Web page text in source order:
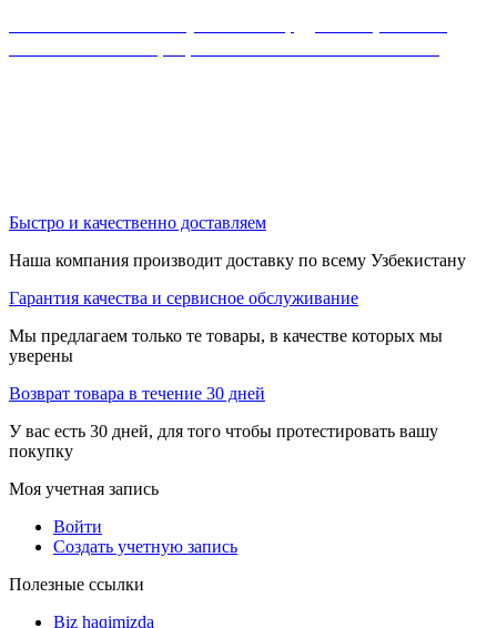
Быстро и качественно доставляем
Наша компания производит доставку по всему Узбекистану
Гарантия качества и сервисное обслуживание
Мы предлагаем только те товары, в качестве которых мы
уверены
Возврат товара в течение 30 дней
У вас есть 30 дней, для того чтобы протестировать вашу
покупку
Моя учетная запись
Войти
Создать учетную запись
Полезные ссылки
Biz haqimizda